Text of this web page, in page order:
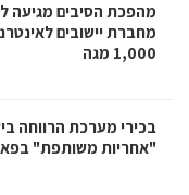
מחברת יישובים
1,000 מגה
בכירי מערכת הרווחה
"אחריות משותפת"